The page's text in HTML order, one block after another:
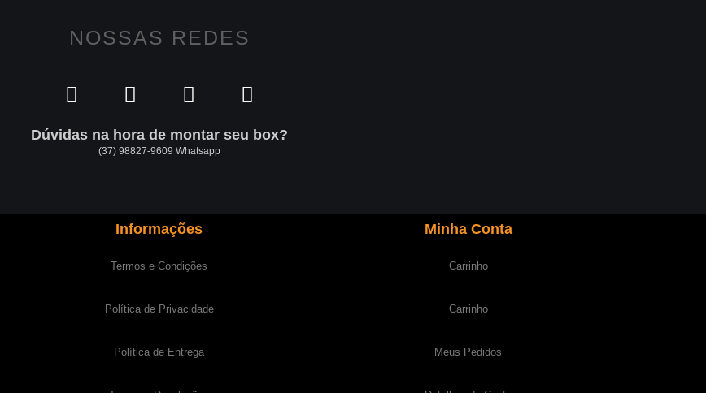
NOSSAS REDES
Dúvidas na hora de montar seu box?
(37) 98827-9609 Whatsapp
Informações
Termos e Condições
Política de Privacidade
Política de Entrega
Minha Conta
Carrinho
Carrinho
Meus Pedidos